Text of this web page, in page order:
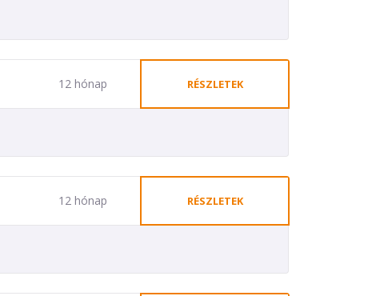
12 hónap RÉSZLETEK
12 hónap RÉSZLETEK